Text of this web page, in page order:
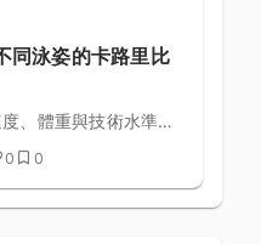
同泳姿的卡路里比
、體重與技術水準而
時燃燒 500 大卡」
生理學公式解析各泳
0 0